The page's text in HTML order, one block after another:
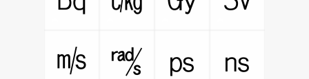
㎧
㎮ ㎰
㎱